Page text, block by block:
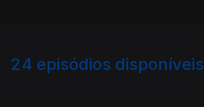
24 episódios disponíveis